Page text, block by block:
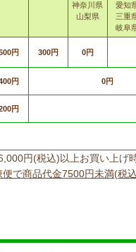
神奈川県
山梨県
愛知
三重
岐阜
円 300円 0円
円 0円
円
円(税込)以上お買い上げ
で商品代金7500円未満(税